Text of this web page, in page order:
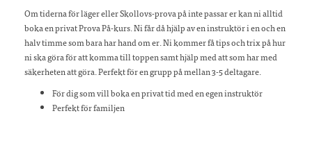
Om tiderna för läger eller Skollovs-prova på inte passar er kan ni alltid
boka en privat Prova På-kurs. Ni får då hjälp av en instruktör i en och en
halv timme som bara har hand om er. Ni kommer få tips och trix på hur
ni ska göra för att komma till toppen samt hjälp med att som har med
säkerheten att göra. Perfekt för en grupp på mellan 3-5 deltagare.
För dig som vill boka en privat tid med en egen instruktör
Perfekt för familjen